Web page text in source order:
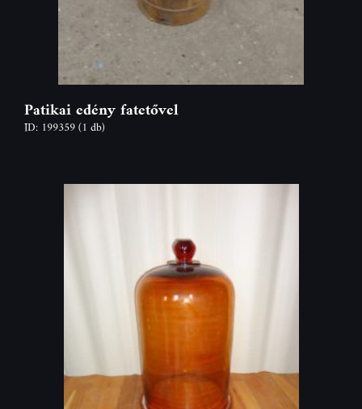
Patikai edény fatetővel
ID: 199359(1 db)